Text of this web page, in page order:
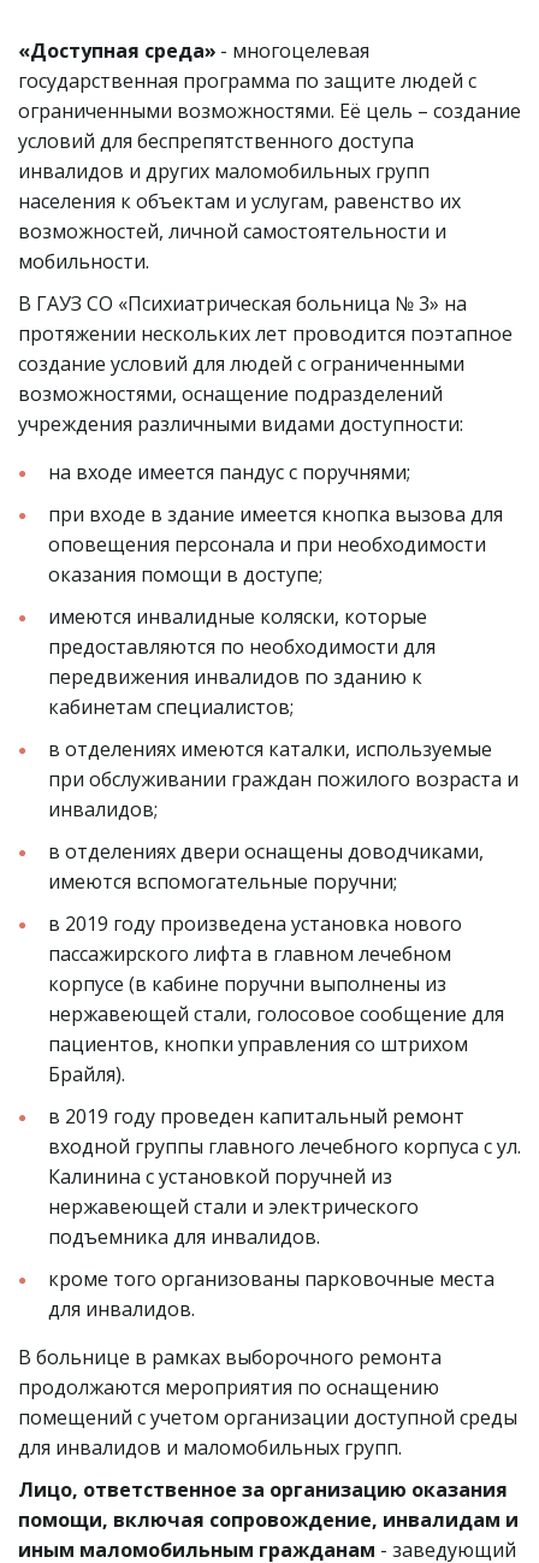
«Доступная среда» - многоцелевая
государственная программа по защите людей с
ограниченными возможностями. Её цель – создание
условий для беспрепятственного доступа
инвалидов и других маломобильных групп
населения к объектам и услугам, равенство их
возможностей, личной самостоятельности и
мобильности.
В ГАУЗ СО «Психиатрическая больница № 3» на
протяжении нескольких лет проводится поэтапное
создание условий для людей с ограниченными
возможностями, оснащение подразделений
учреждения различными видами доступности:
на входе имеется пандус с поручнями;
при входе в здание имеется кнопка вызова для
оповещения персонала и при необходимости
оказания помощи в доступе;
имеются инвалидные коляски, которые
предоставляются по необходимости для
передвижения инвалидов по зданию к
кабинетам специалистов;
в отделениях имеются каталки, используемые
при обслуживании граждан пожилого возраста и
инвалидов;
в отделениях двери оснащены доводчиками,
имеются вспомогательные поручни;
в 2019 году произведена установка нового
пассажирского лифта в главном лечебном
корпусе (в кабине поручни выполнены из
нержавеющей стали, голосовое сообщение для
пациентов, кнопки управления со штрихом
Брайля).
в 2019 году проведен капитальный ремонт
входной группы главного лечебного корпуса с ул.
Калинина с установкой поручней из
нержавеющей стали и электрического
подъемника для инвалидов.
кроме того организованы парковочные места
для инвалидов.
В больнице в рамках выборочного ремонта
продолжаются мероприятия по оснащению
помещений с учетом организации доступной среды
для инвалидов и маломобильных групп.
Лицо, ответственное за организацию оказания
помощи, включая сопровождение, инвалидам и
иным маломобильным гражданам - заведующий